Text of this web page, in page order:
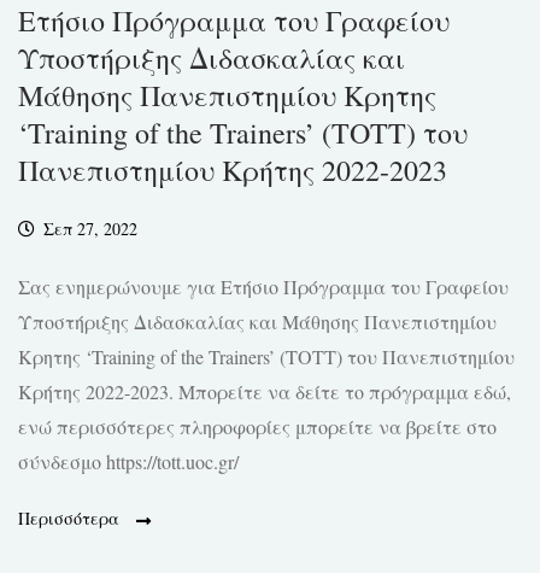
Ετήσιο Πρόγραμμα του Γραφείου
Υποστήριξης Διδασκαλίας και
Μάθησης Πανεπιστημίου Κρητης
‘Training of the Trainers’ (TOTT) του
Πανεπιστημίου Κρήτης 2022-2023
Σεπ 27, 2022
Σας ενημερώνουμε για Ετήσιο Πρόγραμμα του Γραφείου
Υποστήριξης Διδασκαλίας και Μάθησης Πανεπιστημίου
Κρητης ‘Training of the Trainers’ (TOTT) του Πανεπιστημίου
Κρήτης 2022-2023. Μπορείτε να δείτε το πρόγραμμα εδώ,
ενώ περισσότερες πληροφορίες μπορείτε να βρείτε στο
σύνδεσμο https://tott.uoc.gr/
Περισσότερα